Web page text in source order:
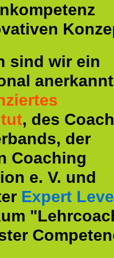
sind wir ein
, des
der
Coaching
e. V. und
Expert